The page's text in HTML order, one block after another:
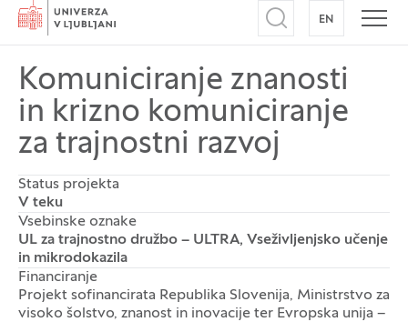
Domov
Odpri iskalnik
EN NA
Komuniciranje znanosti
in krizno komuniciranje
za trajnostni razvoj
Status projekta
V teku
Vsebinske oznake
UL za trajnostno družbo – ULTRA, Vseživljenjsko učenje
in mikrodokazila
Financiranje
Projekt sofinancirata Republika Slovenija, Ministrstvo za
visoko šolstvo, znanost in inovacije ter Evropska unija –